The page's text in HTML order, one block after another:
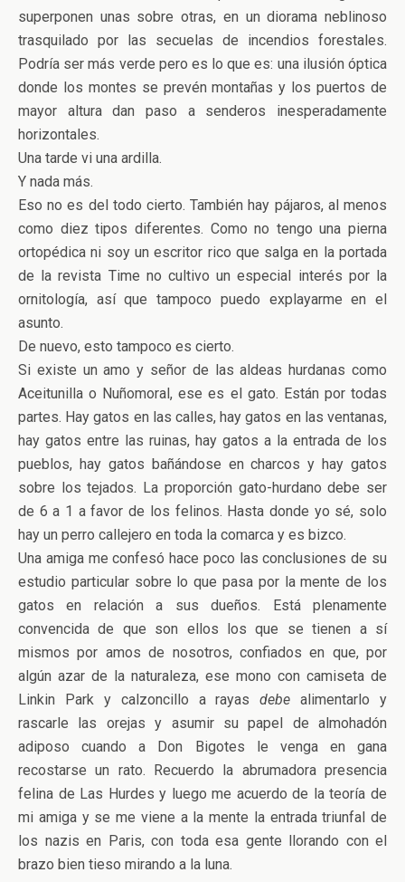
superponen unas sobre otras, en un diorama neblinoso
trasquilado por las secuelas de incendios forestales.
Podría ser más verde pero es lo que es: una ilusión óptica
donde los montes se prevén montañas y los puertos de
mayor altura dan paso a senderos inesperadamente
horizontales.
Una tarde vi una ardilla.
Y nada más.
Eso no es del todo cierto. También hay pájaros, al menos
como diez tipos diferentes. Como no tengo una pierna
ortopédica ni soy un escritor rico que salga en la portada
de la revista Time no cultivo un especial interés por la
ornitología, así que tampoco puedo explayarme en el
asunto.
De nuevo, esto tampoco es cierto.
Si existe un amo y señor de las aldeas hurdanas como
Aceitunilla o Nuñomoral, ese es el gato. Están por todas
partes. Hay gatos en las calles, hay gatos en las ventanas,
hay gatos entre las ruinas, hay gatos a la entrada de los
pueblos, hay gatos bañándose en charcos y hay gatos
sobre los tejados. La proporción gato-hurdano debe ser
de 6 a 1 a favor de los felinos. Hasta donde yo sé, solo
hay un perro callejero en toda la comarca y es bizco.
Una amiga me confesó hace poco las conclusiones de su
estudio particular sobre lo que pasa por la mente de los
gatos en relación a sus dueños. Está plenamente
convencida de que son ellos los que se tienen a sí
mismos por amos de nosotros, confiados en que, por
algún azar de la naturaleza, ese mono con camiseta de
Linkin Park y calzoncillo a rayasdebe alimentarlo y
rascarle las orejas y asumir su papel de almohadón
adiposo cuando a Don Bigotes le venga en gana
recostarse un rato. Recuerdo la abrumadora presencia
felina de Las Hurdes y luego me acuerdo de la teoría de
mi amiga y se me viene a la mente la entrada triunfal de
los nazis en Paris, con toda esa gente llorando con el
brazo bien tieso mirando a la luna.